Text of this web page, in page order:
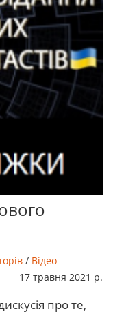
/ Відео
17 травня 2021 р.
про те,